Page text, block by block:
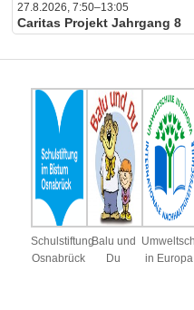
27.8.2026, 7:50–13:05
Caritas Projekt Jahrgang 8
Schulstiftung
Osnabrück
Balu und
Du
in Europa